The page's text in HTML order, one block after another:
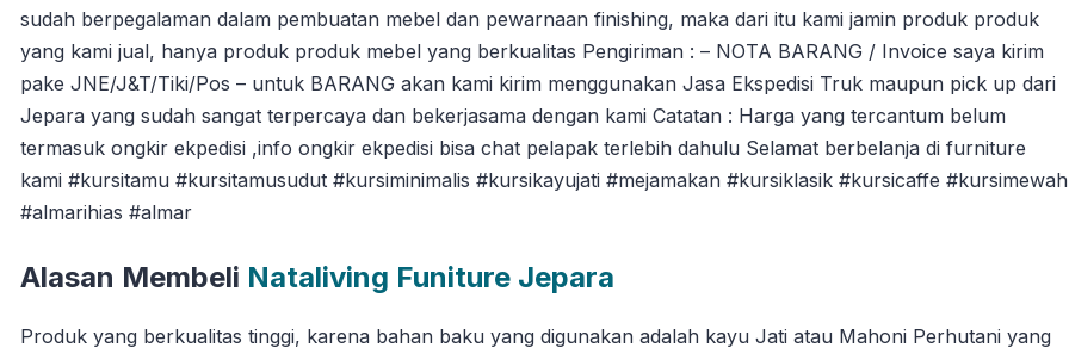
sudah berpegalaman dalam pembuatan mebel dan pewarnaan finishing, maka dari itu kami jamin produk produk
yang kami jual, hanya produk produk mebel yang berkualitas Pengiriman : – NOTA BARANG / Invoice saya kirim
pake JNE/J&T/Tiki/Pos – untuk BARANG akan kami kirim menggunakan Jasa Ekspedisi Truk maupun pick up dari
Jepara yang sudah sangat terpercaya dan bekerjasama dengan kami Catatan : Harga yang tercantum belum
termasuk ongkir ekpedisi ,info ongkir ekpedisi bisa chat pelapak terlebih dahulu Selamat berbelanja di furniture
kami #kursitamu #kursitamusudut #kursiminimalis #kursikayujati #mejamakan #kursiklasik #kursicaffe #kursimewah
#almarihias #almar
Alasan Membeli Nataliving Funiture Jepara
Produk yang berkualitas tinggi, karena bahan baku yang digunakan adalah kayu Jati atau Mahoni Perhutani yang